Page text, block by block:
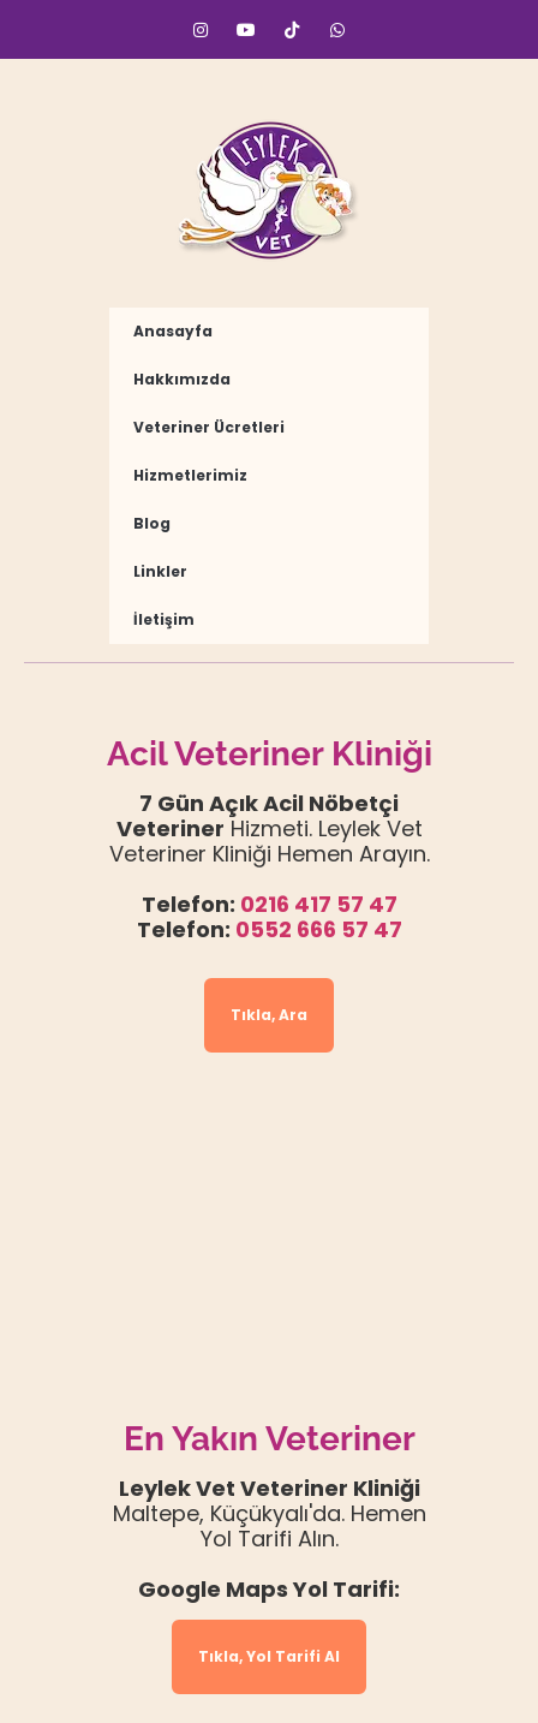
Anasayfa
Hakkımızda
Veteriner Ücretleri
Hizmetlerimiz
Blog
Linkler
İletişim
Acil Veteriner Kliniği
7 Gün Açık Acil Nöbetçi
Veteriner Hizmeti. Leylek Vet
Veteriner Kliniği Hemen Arayın.
Telefon: 0216 417 57 47
Telefon: 0552 666 57 47
Tıkla, Ara
En Yakın Veteriner
Leylek Vet Veteriner Kliniği
Maltepe, Küçükyalı'da. Hemen
Yol Tarifi Alın.
Google Maps Yol Tarifi:
Tıkla, Yol Tarifi Al